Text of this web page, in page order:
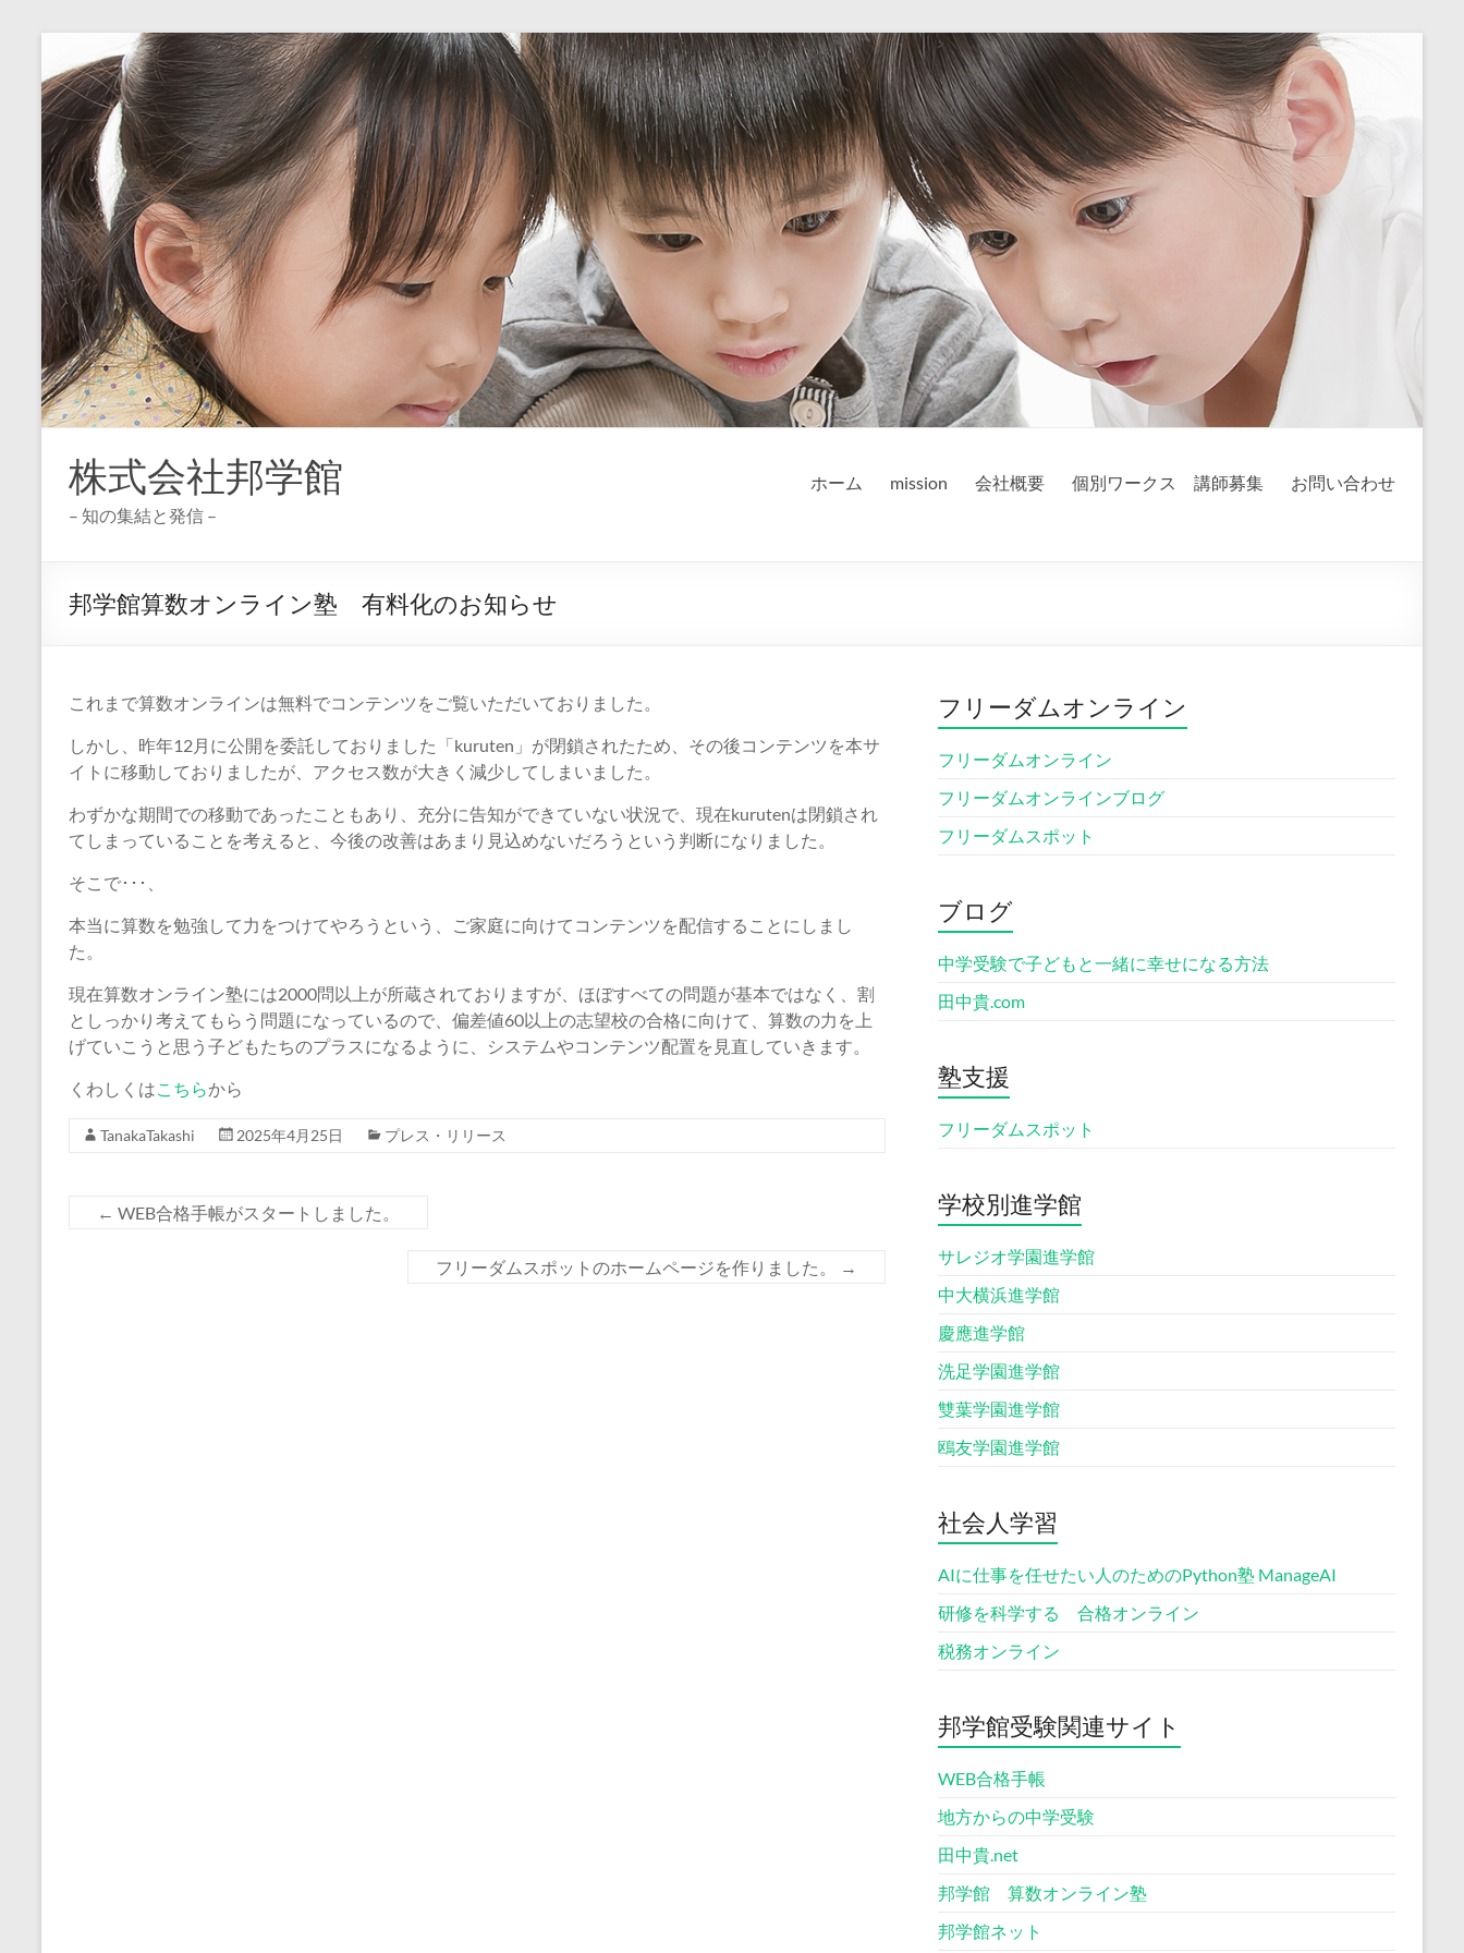
テ
ン
ツ
へ
ス
キ
ッ
プ
株式会社邦学館
– 知の集結と発信 –
ホーム mission 会社概要 個別ワークス 講師募集 お問い合わせ
邦学館算数オンライン塾 有料化のお知らせ
これまで算数オンラインは無料でコンテンツをご覧いただいておりました。
しかし、昨年12月に公開を委託しておりました「kuruten」が閉鎖されたため、その後コンテンツを本サ
イトに移動しておりましたが、アクセス数が大きく減少してしまいました。
わずかな期間での移動であったこともあり、充分に告知ができていない状況で、現在kurutenは閉鎖され
てしまっていることを考えると、今後の改善はあまり見込めないだろうという判断になりました。
そこで･･･、
本当に算数を勉強して力をつけてやろうという、ご家庭に向けてコンテンツを配信することにしまし
た。
現在算数オンライン塾には2000問以上が所蔵されておりますが、ほぼすべての問題が基本ではなく、割
としっかり考えてもらう問題になっているので、偏差値60以上の志望校の合格に向けて、算数の力を上
げていこうと思う子どもたちのプラスになるように、システムやコンテンツ配置を見直していきます。
くわしくはこちらから
TanakaTakashi 2025年4月25日 プレス・リリース
← WEB合格手帳がスタートしました。
フリーダムスポットのホームページを作りました。 →
フリーダムオンライン
フリーダムオンライン
フリーダムオンラインブログ
フリーダムスポット
ブログ
中学受験で子どもと一緒に幸せになる方法
田中貴.com
塾支援
フリーダムスポット
学校別進学館
サレジオ学園進学館
中大横浜進学館
慶應進学館
洗足学園進学館
雙葉学園進学館
鴎友学園進学館
社会人学習
AIに仕事を任せたい人のためのPython塾 ManageAI
研修を科学する 合格オンライン
税務オンライン
邦学館受験関連サイト
WEB合格手帳
地方からの中学受験
田中貴.net
邦学館 算数オンライン塾
邦学館ネット